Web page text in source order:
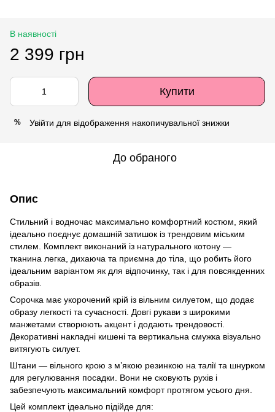
В наявності
2 399 грн
Купити
% Увійти для відображення накопичувальної знижки
До обраного
Опис
Стильний і водночас максимально комфортний костюм, який
ідеально поєднує домашній затишок із трендовим міським
стилем. Комплект виконаний із натурального котону —
тканина легка, дихаюча та приємна до тіла, що робить його
ідеальним варіантом як для відпочинку, так і для повсякденних
образів.
Сорочка має укорочений крій із вільним силуетом, що додає
образу легкості та сучасності. Довгі рукави з широкими
манжетами створюють акцент і додають трендовості.
Декоративні накладні кишені та вертикальна смужка візуально
витягують силует.
Штани — вільного крою з м’якою резинкою на талії та шнурком
для регулювання посадки. Вони не сковують рухів і
забезпечують максимальний комфорт протягом усього дня.
Цей комплект ідеально підійде для: